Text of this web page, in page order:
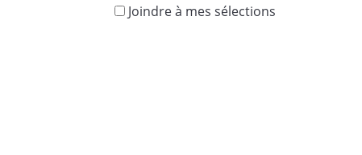
Joindre à mes sélections